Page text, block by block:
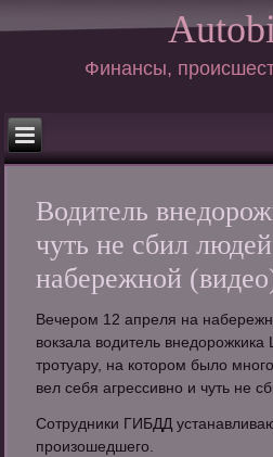
Финансы,
Водитель
чуть не сбил
набережной
Вечером 12 апреля на
вокзала водитель
тротуару, на котором было
вел себя агрессивно и чуть не
Сотрудники ГИБДД
произошедшего.